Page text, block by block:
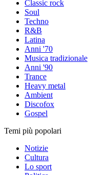
Classic rock
Soul
Techno
R&B
Latina
Anni '70
Musica tradizionale
Anni '90
Trance
Heavy metal
Ambient
Discofox
Gospel
Temi più popolari
Notizie
Cultura
Lo sport